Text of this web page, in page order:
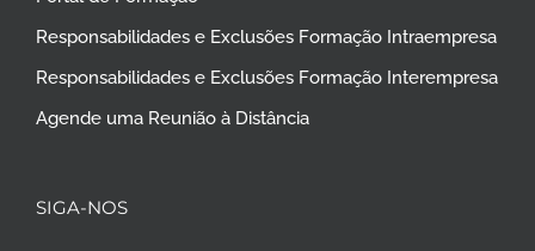
Responsabilidades e Exclusões Formação Intraempresa
Responsabilidades e Exclusões Formação Interempresa
Agende uma Reunião à Distância
SIGA-NOS